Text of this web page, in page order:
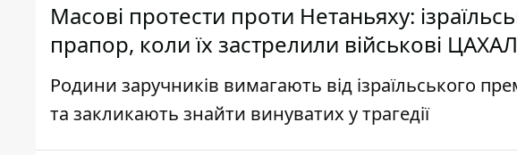
Масові протести проти Нетаньяху:
прапор, коли їх застрелили військові
Родини заручників вимагають від ізраїльського
та закликають знайти винуватих у трагедії